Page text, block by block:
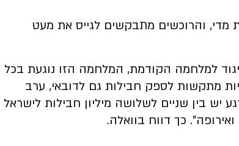
מדי, והרוכשים מתבקשים לגייס את מעט
למלחמה הקודמת, המלחמה הזו נוגעת בכל
מתקשות לספק חבילות גם לדובאי, ערב
יש בין שניים לשלושה מיליון חבילות לישראל
כך דווח בוואלה.